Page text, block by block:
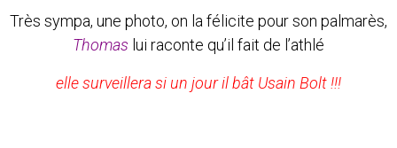
Très sympa, une photo, on la félicite pour son palmarès,
Thomas lui raconte qu’il fait de l’athlé
elle surveillera si un jour il bât Usain Bolt !!!